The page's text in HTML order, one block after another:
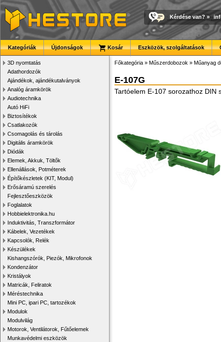
Kérdése van? »
Kategóriák Újdonságok Kosár Eszközök, szolgáltatások
3D nyomtatás
Adathordozók
Ajándékok, ajándékutalványok
Analóg áramkörök
Audiotechnika
Autó HiFi
Biztosítékok
Csatlakozók
Csomagolás és tárolás
Digitális áramkörök
Diódák
Elemek, Akkuk, Töltők
Ellenállások, Potméterek
Építőkészletek (KIT, Modul)
Erősáramú szerelés
Fejlesztőeszközök
Foglalatok
Hobbielektronika.hu
Induktivitás, Transzformátor
Kábelek, Vezetékek
Kapcsolók, Relék
Készülékek
Kishangszórók, Piezók, Mikrofonok
Kondenzátor
Kristályok
Matricák, Feliratok
Méréstechnika
Mini PC, ipari PC, tartozékok
Modulok
Modulvilág
Motorok, Ventilátorok, Fűtőelemek
Munkavédelmi eszközök
Főkategória » Műszerdobozok » Műanyag
E-107G
Tartóelem E-107 sorozathoz DIN